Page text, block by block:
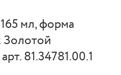
мл, форма
Золотой
81.34781.00.1